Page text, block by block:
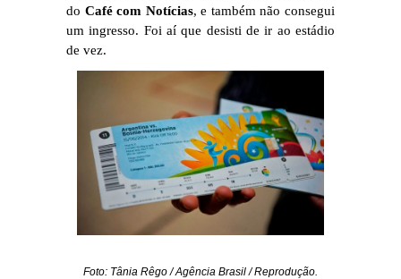
do Café com Notícias, e também não consegui
um ingresso. Foi aí que desisti de ir ao estádio
de vez.
Foto: Tânia Rêgo / Agência Brasil / Reprodução.